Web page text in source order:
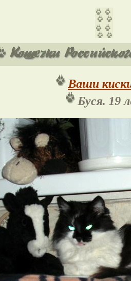
Ваши
Буся. 19